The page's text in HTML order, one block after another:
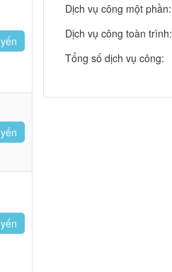
Dịch vụ công một phần:
Dịch vụ công toàn trình:
Tổng số dịch vụ công: